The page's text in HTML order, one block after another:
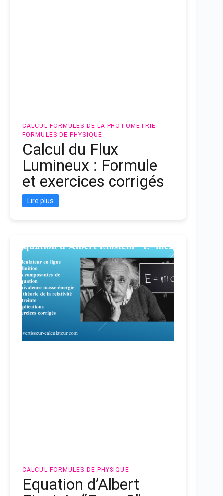
CALCUL
FORMULES DE LA PHOTOMETRIE
FORMULES DE PHYSIQUE
Calcul du Flux
Lumineux : Formule
et exercices corrigés
Lire plus
CALCUL FORMULES DE PHYSIQUE
Equation d’Albert